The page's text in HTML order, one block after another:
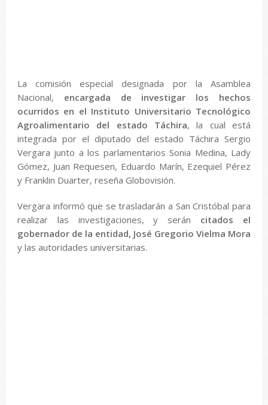
La comisión especial designada por la Asamblea
Nacional, encargada de investigar los hechos
ocurridos en el Instituto Universitario Tecnológico
Agroalimentario del estado Táchira, la cual está
integrada por el diputado del estado Táchira Sergio
Vergara junto a los parlamentarios Sonia Medina, Lady
Gómez, Juan Requesen, Eduardo Marín, Ezequiel Pérez
y Franklin Duarter, reseña Globovisión.
Vergara informó que se trasladarán a San Cristóbal para
realizar las investigaciones, y serán citados el
gobernador de la entidad, José Gregorio Vielma Mora
y las autoridades universitarias.